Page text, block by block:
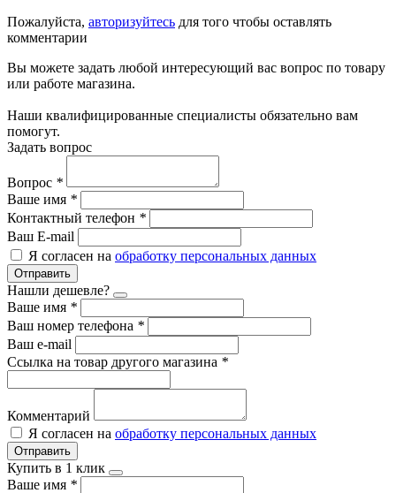
Пожалуйста, авторизуйтесь для того чтобы оставлять
комментарии
Вы можете задать любой интересующий вас вопрос по товару
или работе магазина.
Наши квалифицированные специалисты обязательно вам
помогут.
Задать вопрос
Вопрос *
Ваше имя *
Контактный телефон *
Ваш E-mail
Я согласен на обработку персональных данных
Отправить
Нашли дешевле?
Ваше имя *
Ваш номер телефона *
Ваш e-mail
Ссылка на товар другого магазина *
Комментарий
Я согласен на обработку персональных данных
Отправить
Купить в 1 клик
Ваше имя *